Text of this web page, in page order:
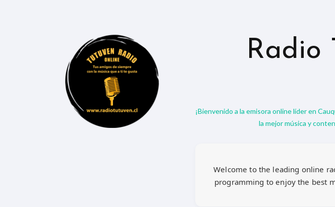
Radio
¡Bienvenido a la emisora online líder en
la mejor música y
Welcome to the leading online
programming to enjoy the best